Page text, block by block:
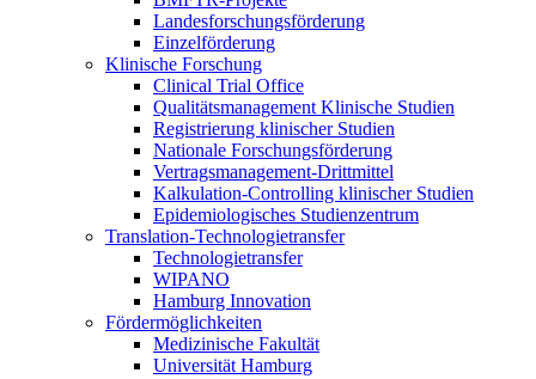
Landesforschungsförderung
Einzelförderung
Klinische Forschung
Clinical Trial Office
Qualitätsmanagement Klinische Studien
Registrierung klinischer Studien
Nationale Forschungsförderung
Vertragsmanagement-Drittmittel
Kalkulation-Controlling klinischer Studien
Epidemiologisches Studienzentrum
Translation-Technologietransfer
Technologietransfer
WIPANO
Hamburg Innovation
Fördermöglichkeiten
Medizinische Fakultät
Universität Hamburg